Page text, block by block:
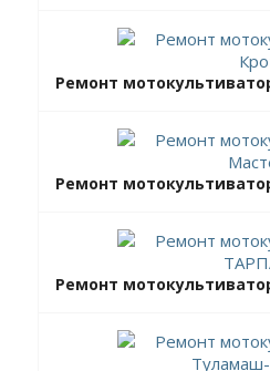
Ремонт
Ремонт
Ремонт